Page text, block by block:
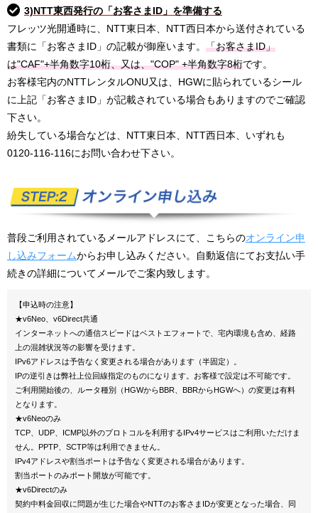
3)NTT東西発行の「お客さまID」を準備する
フレッツ光開通時に、NTT東日本、NTT西日本から送付されている
書類に「お客さまID」の記載が御座います。 「お客さまID」
は"CAF"+半角数字10桁、又は、"COP" +半角数字8桁です。
お客様宅内のNTTレンタルONU又は、HGWに貼られているシール
に上記「お客さまID」が記載されている場合もありますのでご確認
下さい。
紛失している場合などは、NTT東日本、NTT西日本、いずれも
0120-116-116にお問い合わせ下さい。
普段ご利用されているメールアドレスにて、こちらのオンライン申
し込みフォームからお申し込みください。自動返信にてお支払い手
続きの詳細についてメールでご案内致します。
【申込時の注意】
★v6Neo、v6Direct共通
インターネットへの通信スピードはベストエフォートで、宅内環境も含め、経路
上の混雑状況等の影響を受けます。
IPv6アドレスは予告なく変更される場合があります（半固定）。
IPの逆引きは弊社上位回線指定のものになります。お客様で設定は不可能です。
ご利用開始後の、ルータ種別（HGWからBBR、BBRからHGWへ）の変更は有料
となります。
★v6Neoのみ
TCP、UDP、ICMP以外のプロトコルを利用するIPv4サービスはご利用いただけま
せん。PPTP、SCTP等は利用できません。
IPv4アドレスや割当ポートは予告なく変更される場合があります。
割当ポートのみポート開放が可能です。
★v6Directのみ
契約中料金回収に問題が生じた場合やNTTのお客さまIDが変更となった場合、同